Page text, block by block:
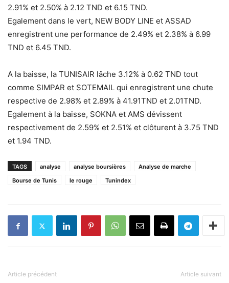
2.91% et 2.50% à 2.12 TND et 6.15 TND.
Egalement dans le vert, NEW BODY LINE et ASSAD
enregistrent une performance de 2.49% et 2.38% à 6.99
TND et 6.45 TND.
A la baisse, la TUNISAIR lâche 3.12% à 0.62 TND tout
comme SIMPAR et SOTEMAIL qui enregistrent une chute
respective de 2.98% et 2.89% à 41.91TND et 2.01TND.
Egalement à la baisse, SOKNA et AMS dévissent
respectivement de 2.59% et 2.51% et clôturent à 3.75 TND
et 1.94 TND.
TAGS analyse analyse boursières
Analyse de marche
Bourse de Tunis
le rouge Tunindex
Article précédent Article suivant